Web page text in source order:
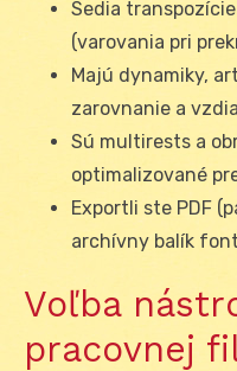
Sedia
(varovania pri
Majú dynamiky,
zarovnanie a
Sú multirests a
optimalizované
Exportli ste PDF
archívny balík
Voľba
pracovnej